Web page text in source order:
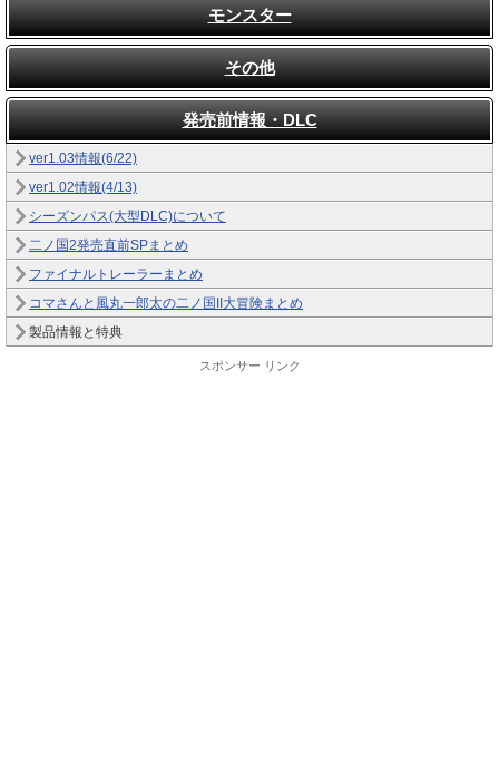
モンスター
その他
発売前情報・DLC
ver1.03情報(6/22)
ver1.02情報(4/13)
シーズンパス(大型DLC)について
二ノ国2発売直前SPまとめ
ファイナルトレーラーまとめ
コマさんと風丸一郎太の二ノ国II大冒険まとめ
製品情報と特典
スポンサー リンク